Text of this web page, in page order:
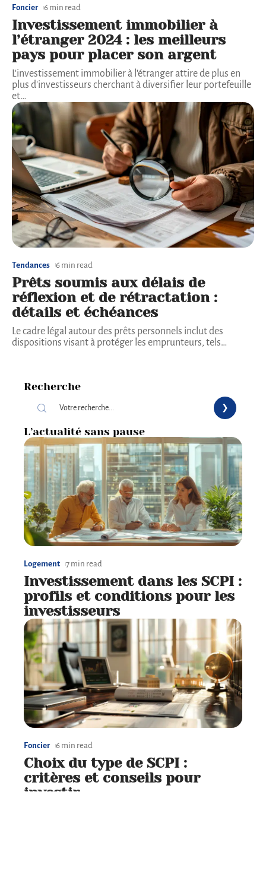
Foncier 6 min read
Investissement immobilier à
l’étranger 2024 : les meilleurs
pays pour placer son argent
L'investissement immobilier à l'étranger attire de plus en
plus d'investisseurs cherchant à diversifier leur portefeuille
et…
Tendances 6 min read
Prêts soumis aux délais de
réflexion et de rétractation :
détails et échéances
Le cadre légal autour des prêts personnels inclut des
dispositions visant à protéger les emprunteurs, tels…
Recherche
L’actualité sans pause
Logement 7 min read
Investissement dans les SCPI :
profils et conditions pour les
investisseurs
Foncier 6 min read
Choix du type de SCPI :
critères et conseils pour
investir